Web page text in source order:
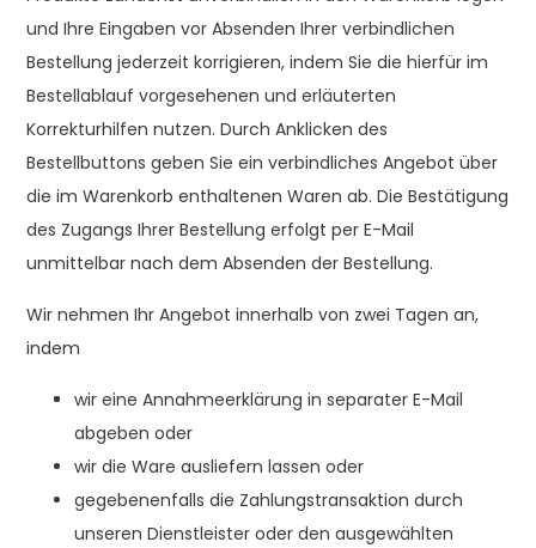
und Ihre Eingaben vor Absenden Ihrer verbindlichen
Bestellung jederzeit korrigieren, indem Sie die hierfür im
Bestellablauf vorgesehenen und erläuterten
Korrekturhilfen nutzen. Durch Anklicken des
Bestellbuttons geben Sie ein verbindliches Angebot über
die im Warenkorb enthaltenen Waren ab. Die Bestätigung
des Zugangs Ihrer Bestellung erfolgt per E-Mail
unmittelbar nach dem Absenden der Bestellung.
Wir nehmen Ihr Angebot innerhalb von zwei Tagen an,
indem
wir eine Annahmeerklärung in separater E-Mail
abgeben oder
wir die Ware ausliefern lassen oder
gegebenenfalls die Zahlungstransaktion durch
unseren Dienstleister oder den ausgewählten